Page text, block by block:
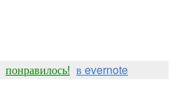
понравилось! в evernote